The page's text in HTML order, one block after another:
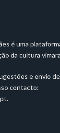
é uma
da cultura
e envio
contacto:
.